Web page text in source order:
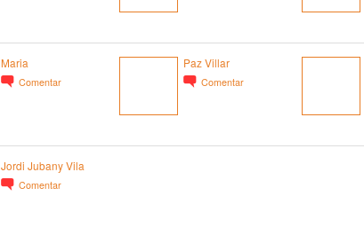
Maria
Comentar
Paz Villar
Comentar
Jordi Jubany Vila
Comentar